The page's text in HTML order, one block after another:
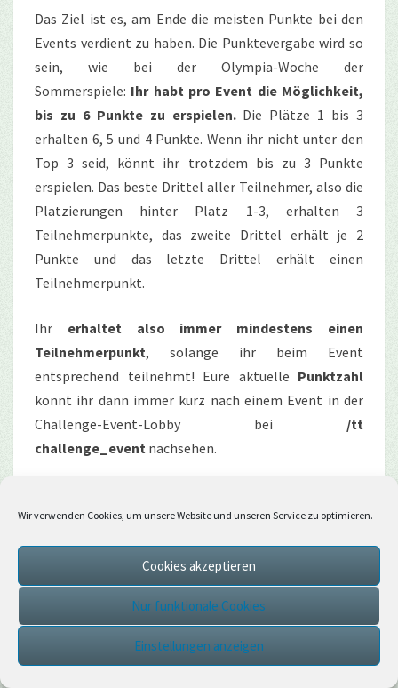
Wir verwenden Cookies, um unsere Website und unseren Service zu optimieren.
Cookies akzeptieren
Nur funktionale Cookies
Einstellungen anzeigen
Das Ziel ist es, am Ende die meisten Punkte bei den
Events verdient zu haben. Die Punktevergabe wird so
sein, wie bei der Olympia-Woche der
Sommerspiele: Ihr habt pro Event die Möglichkeit,
bis zu 6 Punkte zu erspielen.Die Plätze 1 bis 3
erhalten 6, 5 und 4 Punkte. Wenn ihr nicht unter den
Top 3 seid, könnt ihr trotzdem bis zu 3 Punkte
erspielen. Das beste Drittel aller Teilnehmer, also die
Platzierungen hinter Platz 1-3, erhalten 3
Teilnehmerpunkte, das zweite Drittel erhält je 2
Punkte und das letzte Drittel erhält einen
Teilnehmerpunkt.
Ihr erhaltet also immer mindestens einen
Teilnehmerpunkt, solange ihr beim Event
entsprechend teilnehmt! Eure aktuelle Punktzahl
könnt ihr dann immer kurz nach einem Event in der
Challenge-Event-Lobby bei /tt
challenge_event nachsehen.
Everlasting-Verzauberung
Endermen CubeCompanionund einen
bei den Mottomonaten darf sich der erste Platz als
erstes einen Preis aussuchen und danach ist die